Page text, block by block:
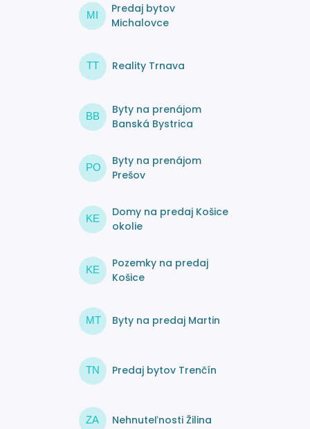
MI
Predaj bytov
Michalovce
TT Reality Trnava
BB
Byty na prenájom
Banská Bystrica
PO
Byty na prenájom
Prešov
KE
Domy na predaj Košice
okolie
KE
Pozemky na predaj
Košice
MT Byty na predaj Martin
TN Predaj bytov Trenčín
ZA Nehnuteľnosti Žilina